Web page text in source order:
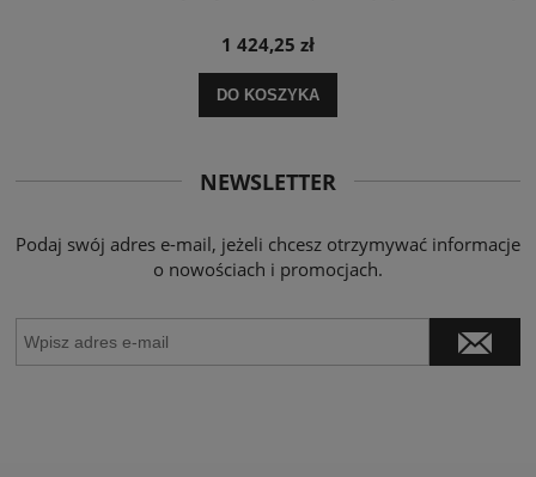
1 424,25 zł
DO KOSZYKA
NEWSLETTER
Podaj swój adres e-mail, jeżeli chcesz otrzymywać informacje
o nowościach i promocjach.